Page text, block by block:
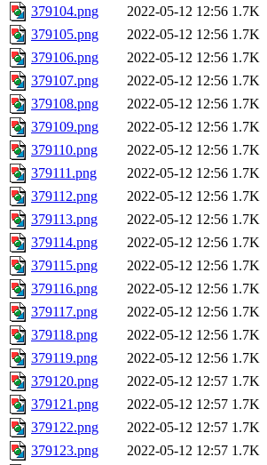
379104.png
2022-05-12 12:56 1.7K
379105.png
2022-05-12 12:56 1.7K
379106.png
2022-05-12 12:56 1.7K
379107.png
2022-05-12 12:56 1.7K
379108.png
2022-05-12 12:56 1.7K
379109.png
2022-05-12 12:56 1.7K
379110.png
2022-05-12 12:56 1.7K
379111.png
2022-05-12 12:56 1.7K
379112.png
2022-05-12 12:56 1.7K
379113.png
2022-05-12 12:56 1.7K
379114.png
2022-05-12 12:56 1.7K
379115.png
2022-05-12 12:56 1.7K
379116.png
2022-05-12 12:56 1.7K
379117.png
2022-05-12 12:56 1.7K
379118.png
2022-05-12 12:56 1.7K
379119.png
2022-05-12 12:56 1.7K
379120.png
2022-05-12 12:57 1.7K
379121.png
2022-05-12 12:57 1.7K
379122.png
2022-05-12 12:57 1.7K
379123.png
2022-05-12 12:57 1.7K